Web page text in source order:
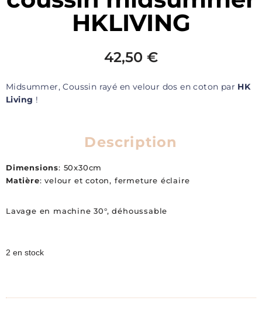
HKLIVING
42,50 €
Midsummer, Coussin rayé en velour dos en coton par HK
Living !
Description
Dimensions: 50x30cm
Matière: velour et coton, fermeture éclaire
Lavage en machine 30°, déhoussable
2 en stock